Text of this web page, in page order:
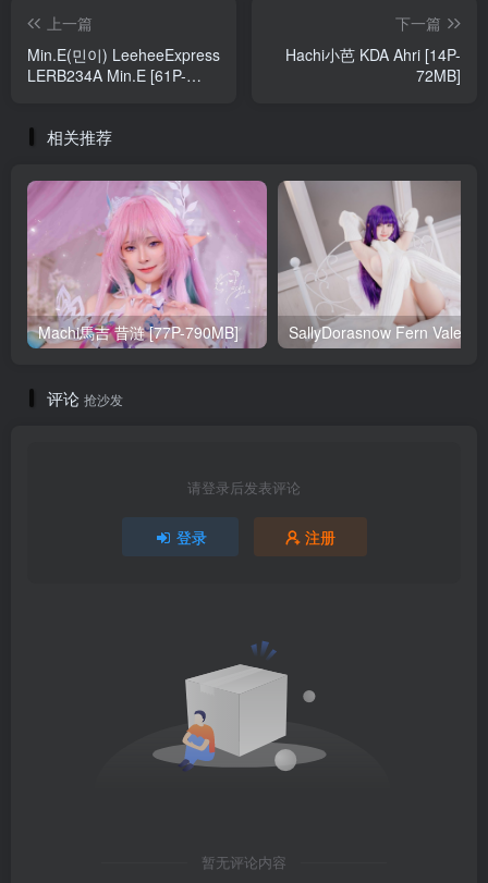
上一篇
Min.E(민이) LeeheeExpress
LERB234A Min.E [61P-
下一篇
Hachi小芭 KDA Ahri [14P-
72MB]
相关推荐
Machi馬吉 昔涟 [77P-790MB]
评论 抢沙发
请登录后发表评论
登录 注册
暂无评论内容